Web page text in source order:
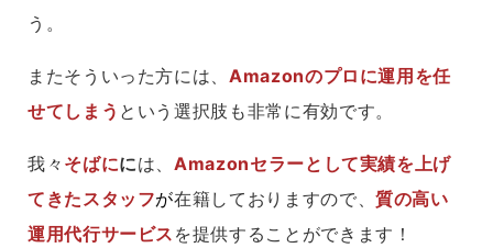
う。
またそういった方には、Amazonのプロに運用を任
せてしまう という選択肢も非常に有効です。
我々 そばにには、Amazonセラーとして実績を上げ
てきたスタッフが在籍しておりますので、質の高い
運用代行サービス を提供することができます！